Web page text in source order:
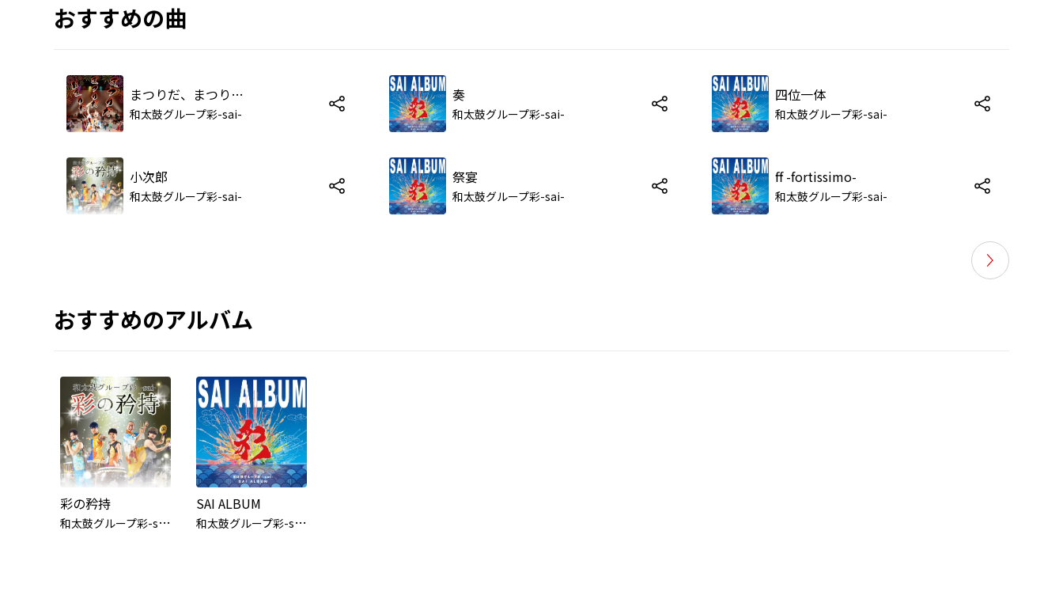
おすすめの曲
まつりだ、まつりだ、おまつりだ～!!
和太鼓グループ彩-sai-
小次郎
和太鼓グループ彩-sai-
奏
和太鼓グループ彩-sai-
祭宴
和太鼓グループ彩-sai-
四位一体
和太鼓グループ彩-sai-
ff -fortissimo-
和太鼓グループ彩-sai-
おすすめのアルバム
彩の矜持
和
太鼓グループ彩-sai-
SAI ALBUM
和
太鼓グループ彩-sai-